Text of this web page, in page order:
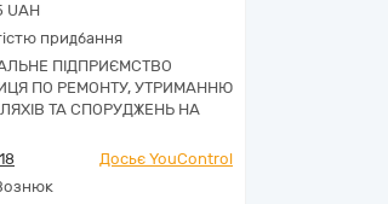
UAH
придбання
ПІДПРИЄМСТВО
ПО РЕМОНТУ, УТРИМАННЮ
ТА СПОРУДЖЕНЬ НА
Досьє YouControl